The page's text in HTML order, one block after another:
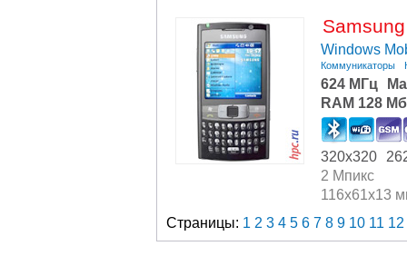
Windows
Коммуникаторы
624 МГц
RAM 128 Мб
320x320
2 Мпикс
116x61x13
Страницы: 1 2 3 4 5 6 7 8 9 10 11 12